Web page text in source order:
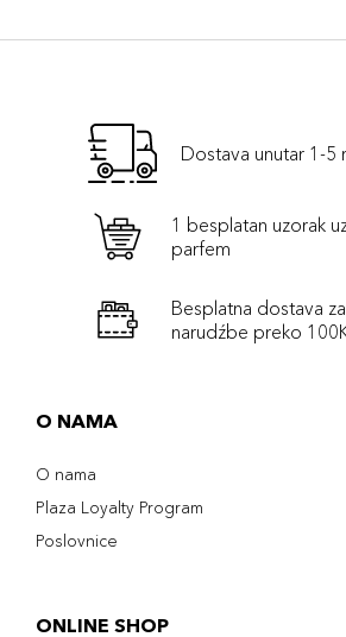
Dostava unutar 1-5
1 besplatan uzorak
parfem
Besplatna dostava
narudźbe preko
O NAMA
O nama
Plaza Loyalty Program
Poslovnice
ONLINE SHOP